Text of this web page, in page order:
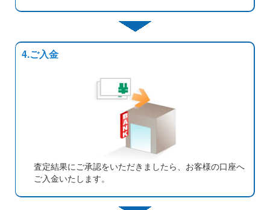
4.ご入金
査定結果にご承認をいただきましたら、お客様の口座へ
ご入金いたします。